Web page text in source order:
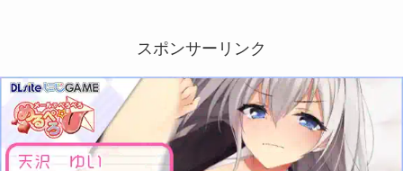
スポンサーリンク